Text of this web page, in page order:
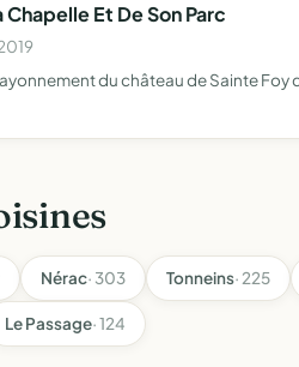
Et De Son Parc
du château de Sainte
Nérac· 303 Tonneins· 225
Le Passage· 124